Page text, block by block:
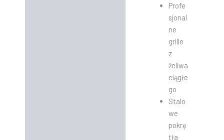
Profe
sjonal
ne
grille
z
żeliwa
ciągłe
go
Stalo
we
pokrę
tła